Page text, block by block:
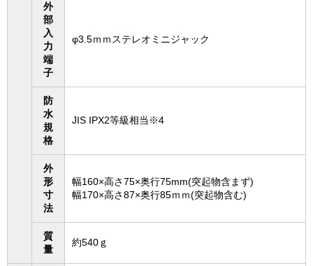
外
部
入
力
端
子
φ3.5ｍｍステレオミニジャック
防
水
規
格
JIS IPX2等級相当※4
外
形
寸
法
幅160×高さ75×奥行75mm(突起物含まず)
幅170×高さ87×奥行85ｍｍ(突起物含む)
質
量
約540ｇ